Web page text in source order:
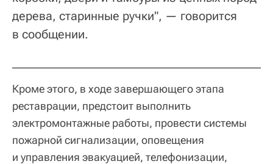
дерева, старинные ручки", — говорится
в сообщении.
Кроме этого, в ходе завершающего этапа
реставрации, предстоит выполнить
электромонтажные работы, провести системы
пожарной сигнализации, оповещения
и управления эвакуацией, телефонизации,